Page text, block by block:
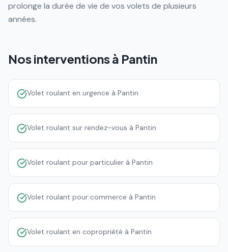
prolonge la durée de vie de vos volets de plusieurs
années.
Nos interventions à Pantin
Volet roulant en urgence à Pantin
Volet roulant sur rendez-vous à Pantin
Volet roulant pour particulier à Pantin
Volet roulant pour commerce à Pantin
Volet roulant en copropriété à Pantin